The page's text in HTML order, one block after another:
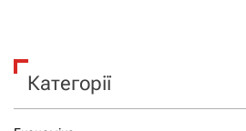
Категорії